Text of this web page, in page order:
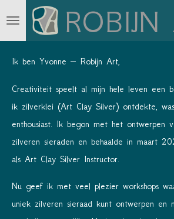
Ga
de
hoofdinhoud
Ik ben Yvonne – Robijn Art,
Creativiteit speelt al mijn hele leven een
ik zilverklei (Art Clay Silver) ontdekte,
enthousiast. Ik begon met het ontwerpen
zilveren sieraden en behaalde in maart
als Art Clay Silver Instructor.
Nu geef ik met veel plezier workshops
uniek zilveren sieraad kunt ontwerpen en